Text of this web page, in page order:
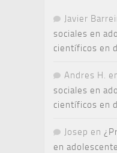
Javier
sociales en
científicos en
Andres H.
sociales en
científicos en
Josep en
en